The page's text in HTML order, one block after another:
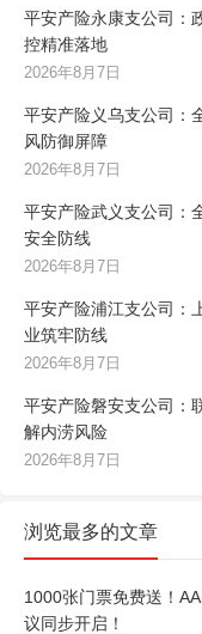
平安产险永康支公司：
控精准落地
2026年8月7日
平安产险义乌支公司：
风防御屏障
2026年8月7日
平安产险武义支公司：
安全防线
2026年8月7日
平安产险浦江支公司：
业筑牢防线
2026年8月7日
平安产险磐安支公司：
解内涝风险
2026年8月7日
浏览最多的文章
1000张门票免费送！
议同步开启！